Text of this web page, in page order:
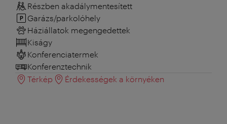
Részben akadálymentesített
Garázs/parkolóhely
Háziállatok megengedettek
Kiságy
Konferenciatermek
Konferenztechnik
Térkép
Érdekességek a környéken